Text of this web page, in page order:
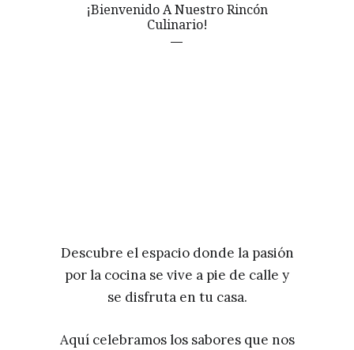
¡Bienvenido A Nuestro Rincón
Culinario!
Descubre el espacio donde la pasión
por la cocina se vive a pie de calle y
se disfruta en tu casa.
Aquí celebramos los sabores que nos